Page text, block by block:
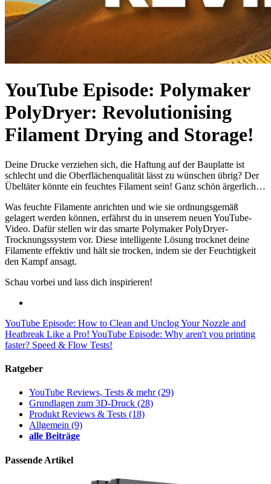
YouTube Episode: Polymaker
PolyDryer: Revolutionising
Filament Drying and Storage!
Deine Drucke verziehen sich, die Haftung auf der Bauplatte ist
schlecht und die Oberflächenqualität lässt zu wünschen übrig? Der
Übeltäter könnte ein feuchtes Filament sein! Ganz schön ärgerlich…
Was feuchte Filamente anrichten und wie sie ordnungsgemäß
gelagert werden können, erfährst du in unserem neuen YouTube-
Video. Dafür stellen wir das smarte Polymaker PolyDryer-
Trocknungssystem vor. Diese intelligente Lösung trocknet deine
Filamente effektiv und hält sie trocken, indem sie der Feuchtigkeit
den Kampf ansagt.
Schau vorbei und lass dich inspirieren!
YouTube Episode: How to Clean and Unclog Your Nozzle and
Heatbreak Like a Pro! YouTube Episode: Why aren't you printing
faster? Speed & Flow Tests!
Ratgeber
YouTube Reviews, Tests & mehr(29)
Grundlagen zum 3D-Druck (28)
Produkt Reviews & Tests (18)
Allgemein (9)
alle Beiträge
Passende Artikel